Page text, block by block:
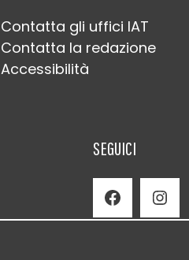
Contatta gli uffici IAT
Contatta la redazione
Accessibilità
SEGUICI
Facebook Instagram